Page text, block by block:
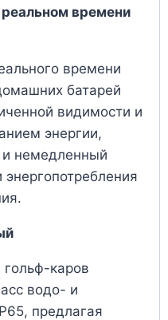
времени
времени
батарей
видимости и
энергии,
немедленный
каров
водо- и
предлагая